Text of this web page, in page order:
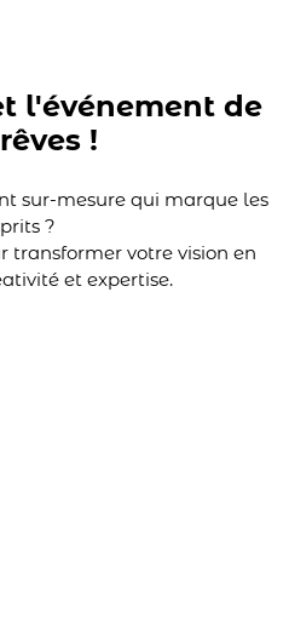
l'événement de
!
sur-mesure qui marque les
?
transformer votre vision en
et expertise.